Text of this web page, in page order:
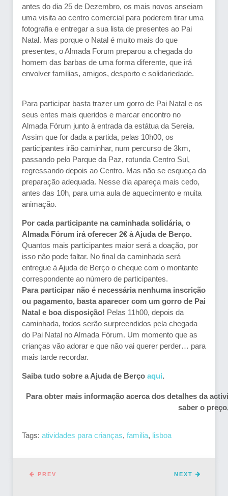
antes do dia 25 de Dezembro, os mais novos anseiam
uma visita ao centro comercial para poderem tirar uma
fotografia e entregar a sua lista de presentes ao Pai
Natal. Mas porque o Natal é muito mais do que
presentes, o Almada Forum preparou a chegada do
homem das barbas de uma forma diferente, que irá
envolver famílias, amigos, desporto e solidariedade.
Para participar basta trazer um gorro de Pai Natal e os
seus entes mais queridos e marcar encontro no
Almada Fórum junto à entrada da estátua da Sereia.
Assim que for dada a partida, pelas 10h00, os
participantes irão caminhar, num percurso de 3km,
passando pelo Parque da Paz, rotunda Centro Sul,
regressando depois ao Centro. Mas não se esqueça da
preparação adequada. Nesse dia apareça mais cedo,
antes das 10h, para uma aula de aquecimento e muita
animação.
Por cada participante na caminhada solidária, o
Almada Fórum irá oferecer 2€ à Ajuda de Berço.
Quantos mais participantes maior será a doação, por
isso não pode faltar. No final da caminhada será
entregue à Ajuda de Berço o cheque com o montante
correspondente ao número de participantes.
Para participar não é necessária nenhuma inscrição
ou pagamento, basta aparecer com um gorro de Pai
Natal e boa disposição! Pelas 11h00, depois da
caminhada, todos serão surpreendidos pela chegada
do Pai Natal no Almada Fórum. Um momento que as
crianças vão adorar e que não vai querer perder… para
mais tarde recordar.
Saiba tudo sobre a Ajuda de Berço aqui.
Para obter mais informação acerca dos detalhes da
saber o
Tags: atividades para crianças, familia, lisboa
NEXT
PREV